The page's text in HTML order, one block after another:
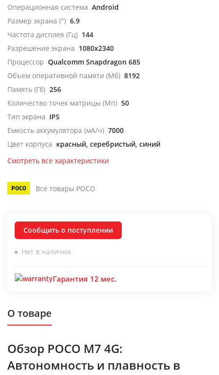
Операционная система Android
Размер экрана (") 6.9
Частота дисплея (Гц) 144
Разрешение экрана 1080x2340
Процессор Qualcomm Snapdragon 685
Объем оперативной памяти (Мб) 8192
Память (Гб) 256
Количество точек матрицы (Мп) 50
Тип экрана IPS
Емкость аккумулятора (мА/ч) 7000
Цвет корпуса красный, серебристый, синий
Смотреть все характеристики
Все товары POCO
Сообщить о поступлении
Нет в наличии
Гарантия 12 мес.
О товаре
Обзор POCO M7 4G:
Автономность и плавность в